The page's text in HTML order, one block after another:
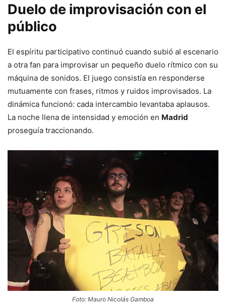
Duelo de improvisación con el
público
El espíritu participativo continuó cuando subió al escenario
a otra fan para improvisar un pequeño duelo rítmico con su
máquina de sonidos. El juego consistía en responderse
mutuamente con frases, ritmos y ruidos improvisados. La
dinámica funcionó: cada intercambio levantaba aplausos.
La noche llena de intensidad y emoción en Madrid
proseguía traccionando.
Foto: Mauro Nicolás Gamboa